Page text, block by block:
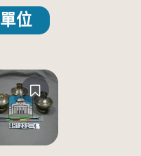
位